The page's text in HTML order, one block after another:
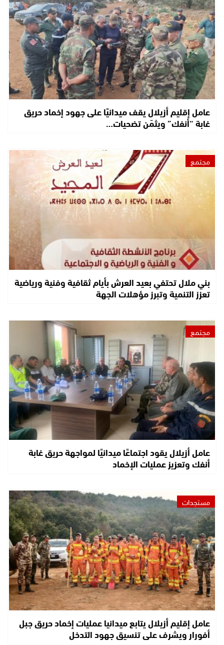
عامل إقليم أزيلال يقف ميدانيًا على جهود إخماد حريق
غابة “أنفك” ويثمّن تضحيات…
مجتمع
بني ملال تحتفي بعيد العرش بأيام ثقافية وفنية ورياضية
تعزز التنمية وتبرز مؤهلات الجهة
مجتمع
عامل أزيلال يقود اجتماعًا ميدانيًا لمواجهة حريق غابة
أنفك وتعزيز عمليات الإخماد
مستجدات
عامل إقليم أزيلال يتابع ميدانيا عمليات إخماد حريق جبل
أفورار ويشرف على تنسيق جهود التدخل